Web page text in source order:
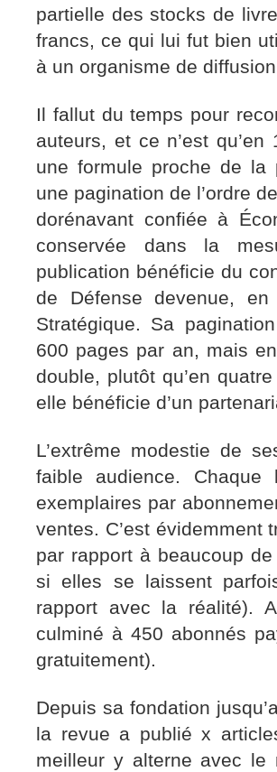
partielle des stocks de
francs, ce qui lui fut bien
à un organisme de
Il fallut du temps pour
auteurs, et ce n’est
une formule proche de la
une pagination de l’ordre
dorénavant confiée à
conservée dans la
publication bénéficie du
de Défense devenue,
Stratégique. Sa
600 pages par an, mais
double, plutôt qu’en
elle bénéficie d’un
L’extrême modestie de
faible audience.
exemplaires par
ventes. C’est évidemment
par rapport à beaucoup
si elles se laissent
rapport avec la réalité).
culminé à 450 abonnés
gratuitement).
Depuis sa fondation
la revue a publié x
meilleur y alterne avec